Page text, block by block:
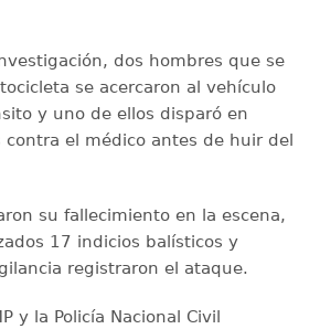
dos hombres que se
se acercaron al vehículo
y uno de ellos disparó en
contra el médico antes de huir del
su fallecimiento en la escena,
17 indicios balísticos y
registraron el ataque.
y la Policía Nacional Civil